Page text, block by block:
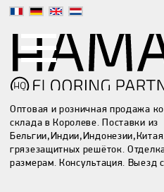
Оптовая и розничная продажа
склада в Королеве. Поставки из
грязезащитных решёток.
размерам. Консультация. Выезд